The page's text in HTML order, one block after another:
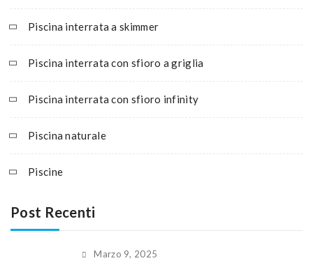
Piscina interrata a skimmer
Piscina interrata con sfioro a griglia
Piscina interrata con sfioro infinity
Piscina naturale
Piscine
Post Recenti
Marzo 9, 2025